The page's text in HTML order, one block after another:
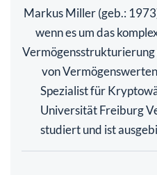
Markus Miller (geb.:
wenn es um das
Vermögensstrukturierung
von
Spezialist für
Universität Freiburg
studiert und ist